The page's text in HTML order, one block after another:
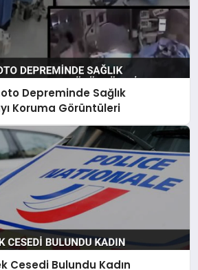
Depreminde Sağlık
Koruma Görüntüleri
Cesedi Bulundu Kadın